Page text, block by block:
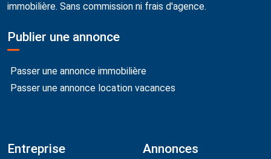
immobilière. Sans commission ni frais d'agence.
Publier une annonce
Passer une annonce immobilière
Passer une annonce location vacances
Entreprise Annonces